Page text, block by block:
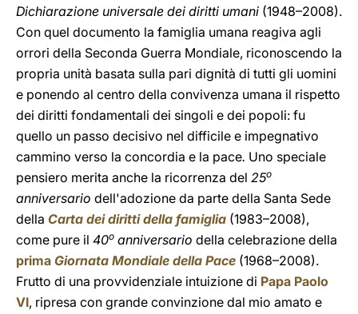
Dichiarazione universale dei diritti umani (1948–2008).
Con quel documento la famiglia umana reagiva agli
orrori della Seconda Guerra Mondiale, riconoscendo la
propria unità basata sulla pari dignità di tutti gli uomini
e ponendo al centro della convivenza umana il rispetto
dei diritti fondamentali dei singoli e dei popoli: fu
quello un passo decisivo nel difficile e impegnativo
cammino verso la concordia e la pace. Uno speciale
pensiero merita anche la ricorrenza del 25o
anniversario dell'adozione da parte della Santa Sede
della Carta dei diritti della famiglia (1983–2008),
come pure il 40o anniversario della celebrazione della
prima Giornata Mondiale della Pace (1968–2008).
Frutto di una provvidenziale intuizione di Papa Paolo
VI, ripresa con grande convinzione dal mio amato e